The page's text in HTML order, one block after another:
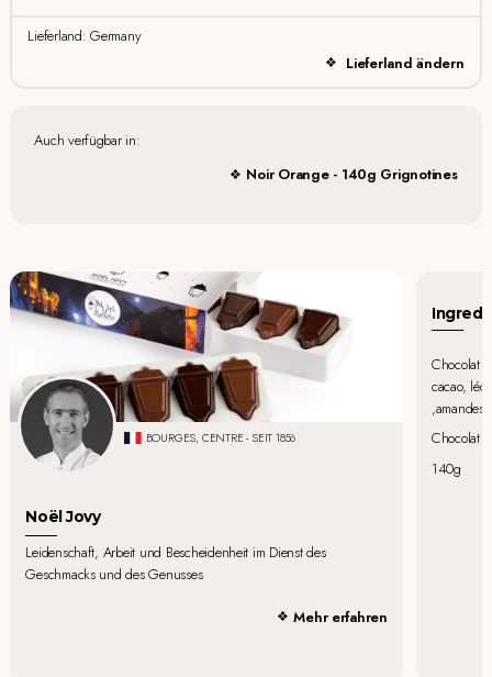
Lieferland: Germany
Lieferland ändern
Auch verfügbar in:
Noir Orange - 140g Grignotines
BOURGES, CENTRE - SEIT 1856
Noël Jovy
Leidenschaft, Arbeit und Bescheidenheit im Dienst des
Geschmacks und des Genusses
Mehr erfahren
Chocolat
cacao,
Chocolat
140g